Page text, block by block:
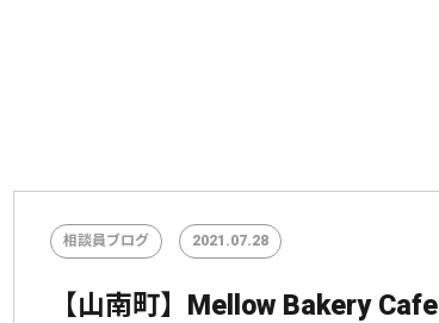
相談員ブログ 2021.07.28
【山南町】Mellow Bakery Cafe